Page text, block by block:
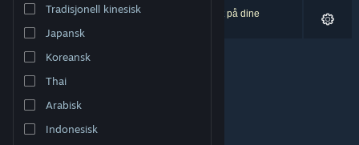
Bytt språk
Skaff deg Steam-appen på mobil
Vis skrivebordsversjon
Tradisjonell kinesisk
Japansk
Koreansk
Thai
Arabisk
Indonesisk
0 treff på søket. 1 produkt er blitt utelukket basert på dine
innstillinger.